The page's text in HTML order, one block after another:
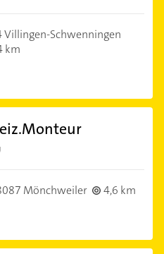
Villingen-Schwenningen
km
Mönchweiler
4,6 km